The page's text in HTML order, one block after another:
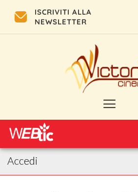
ISCRIVITI ALLA
NEWSLETTER